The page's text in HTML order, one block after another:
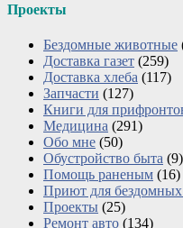
Проекты
Бездомные животные
Доставка газет (259)
Доставка хлеба (117)
Запчасти (127)
Книги для
Медицина (291)
Обо мне (50)
Обустройство быта (9)
Помощь раненым (16)
Приют для
Проекты (25)
Ремонт авто (134)